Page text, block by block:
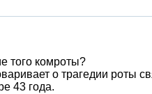
того комроты?
о трагедии роты
43 года.